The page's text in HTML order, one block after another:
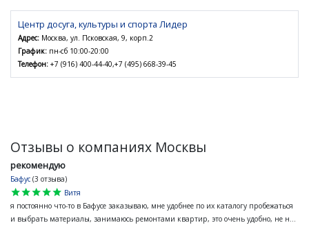
Центр досуга, культуры и спорта Лидер
Адрес: Москва, ул. Псковская, 9, корп.2
График: пн-сб 10:00-20:00
Телефон: +7 (916) 400-44-40,+7 (495) 668-39-45
Отзывы о компаниях Москвы
рекомендую
Бафус (3 отзыва)
star
star
star
star
star
Витя
я постоянно что-то в Бафусе заказываю, мне удобнее по их каталогу пробежаться
и выбрать материалы, занимаюсь ремонтами квартир, это очень удобно, не н...